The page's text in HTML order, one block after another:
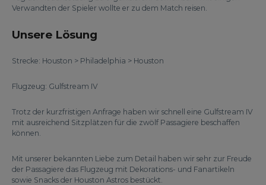
Verwandten der Spieler wollte er zu dem Match reisen.
Unsere Lösung
Strecke: Houston > Philadelphia > Houston
Flugzeug: Gulfstream IV
Trotz der kurzfristigen Anfrage haben wir schnell eine Gulfstream IV
mit ausreichend Sitzplätzen für die zwölf Passagiere beschaffen
können.
Mit unserer bekannten Liebe zum Detail haben wir sehr zur Freude
der Passagiere das Flugzeug mit Dekorations- und Fanartikeln
sowie Snacks der Houston Astros bestückt.